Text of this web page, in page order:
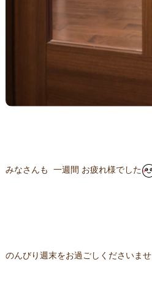
みなさんも 一週間 お疲れ様でした
のんびり週末をお過ごしくださいませ